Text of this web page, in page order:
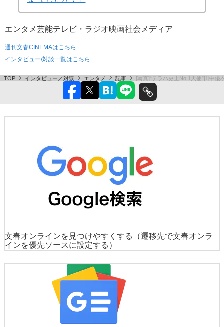
エンタメ芸能テレビ・ラジオ映画社会メディア
週刊文春CINEMAはこちら
インタビュー/対談一覧はこちら
TOP インタビュー／対談 エンタメ 記事 [写真]“テラハ史上No.1天使”田中
文春オンラインを見つけやすくする
（遷移先で文春オンラ
インを優先ソースに設定する）